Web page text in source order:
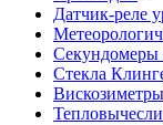
Датчик-реле
Секундомеры
Стекла
Вискозиметры